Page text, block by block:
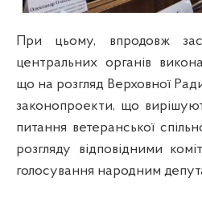
При цьому, впродовж
центральних органів
що на розгляд Верховної
законопроекти, що
питання ветеранської
розгляду відповідними
голосування народним